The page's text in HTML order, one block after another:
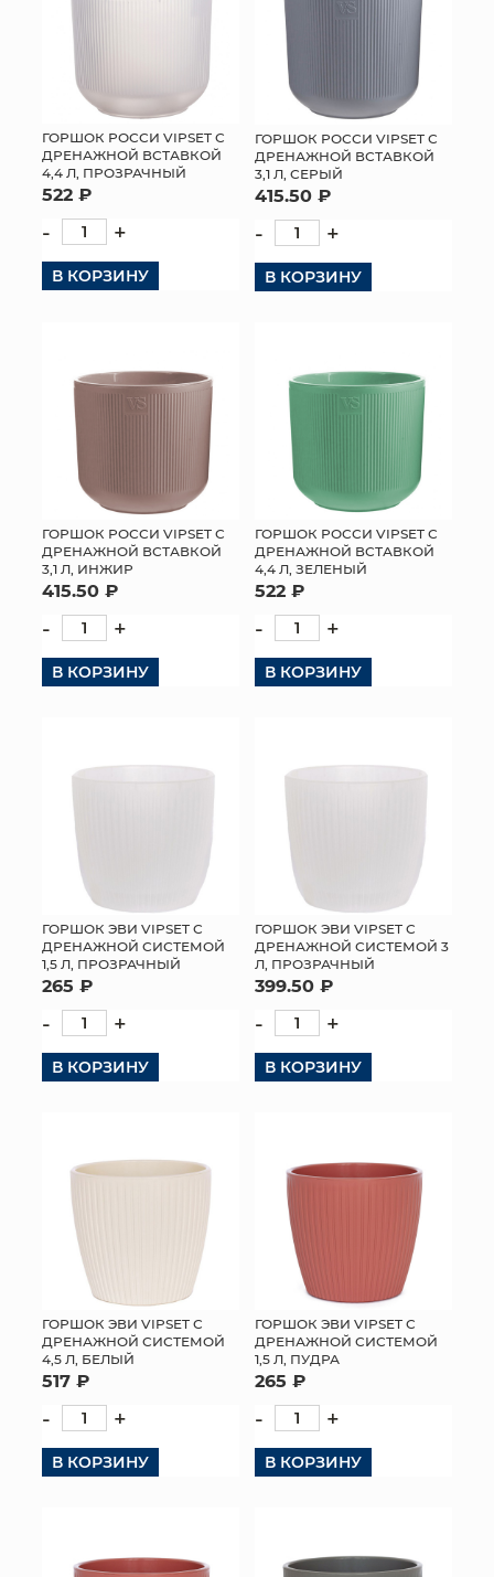
ГОРШОК РОССИ VIPSET С
ДРЕНАЖНОЙ ВСТАВКОЙ
4,4 Л, ПРОЗРАЧНЫЙ
522 ₽
- +
В КОРЗИНУ
ГОРШОК РОССИ VIPSET С
ДРЕНАЖНОЙ ВСТАВКОЙ
3,1 Л, СЕРЫЙ
415.50 ₽
- +
В КОРЗИНУ
ГОРШОК РОССИ VIPSET С
ДРЕНАЖНОЙ ВСТАВКОЙ
3,1 Л, ИНЖИР
415.50 ₽
- +
В КОРЗИНУ
ГОРШОК РОССИ VIPSET С
ДРЕНАЖНОЙ ВСТАВКОЙ
4,4 Л, ЗЕЛЕНЫЙ
522 ₽
- +
В КОРЗИНУ
ГОРШОК ЭВИ VIPSET С
ДРЕНАЖНОЙ СИСТЕМОЙ
1,5 Л, ПРОЗРАЧНЫЙ
265 ₽
- +
В КОРЗИНУ
ГОРШОК ЭВИ VIPSET С
ДРЕНАЖНОЙ СИСТЕМОЙ 3
Л, ПРОЗРАЧНЫЙ
399.50 ₽
- +
В КОРЗИНУ
ГОРШОК ЭВИ VIPSET С
ДРЕНАЖНОЙ СИСТЕМОЙ
4,5 Л, БЕЛЫЙ
517 ₽
- +
В КОРЗИНУ
ГОРШОК ЭВИ VIPSET С
ДРЕНАЖНОЙ СИСТЕМОЙ
1,5 Л, ПУДРА
265 ₽
- +
В КОРЗИНУ